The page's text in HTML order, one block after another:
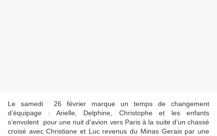
Le samedi
26 février marque un temps de changement
d’équipage : Arielle, Delphine, Christophe et les enfants
s’envolent
pour une nuit d’avion vers Paris à la suite d’un chassé
croisé avec Christiane et Luc revenus du Minas Gerais par une